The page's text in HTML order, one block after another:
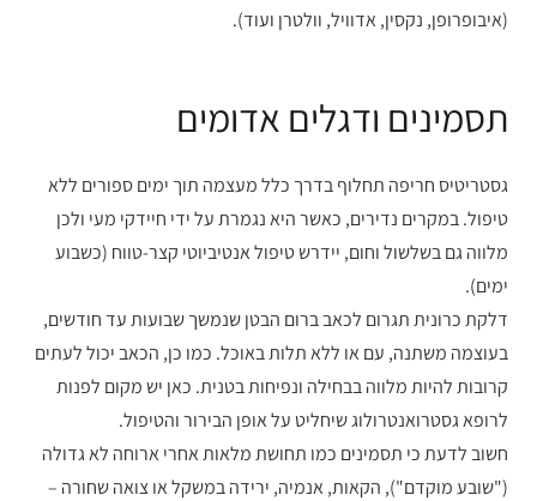
(איבופרופן, נקסין, אדוויל, וולטרן ועוד).
תסמינים ודגלים אדומים
גסטריטיס חריפה תחלוף בדרך כלל מעצמה תוך ימים ספורים ללא
טיפול. במקרים נדירים, כאשר היא נגמרת על ידי חיידקי מעי ולכן
מלווה גם בשלשול וחום, יידרש טיפול אנטיביוטי קצר-טווח (כשבוע
ימים).
דלקת כרונית תגרום לכאב ברום הבטן שנמשך שבועות עד חודשים,
בעוצמה משתנה, עם או ללא תלות באוכל. כמו כן, הכאב יכול לעתים
קרובות להיות מלווה בבחילה ונפיחות בטנית. כאן יש מקום לפנות
לרופא גסטרואנטרולוג שיחליט על אופן הבירור והטיפול.
חשוב לדעת כי תסמינים כמו תחושת מלאות אחרי ארוחה לא גדולה
("שובע מוקדם"), הקאות, אנמיה, ירידה במשקל או צואה שחורה –